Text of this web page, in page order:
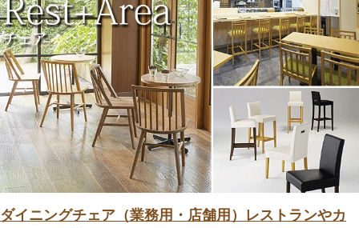
ダイニングチェア（業務用・店舗用）レストランやカ